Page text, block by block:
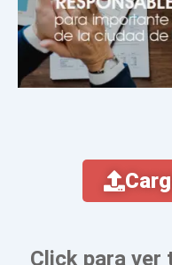
Click para ver